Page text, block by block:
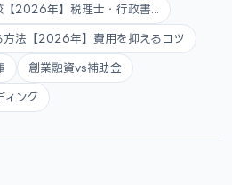
2026年】税理士・行政書...
方法【2026年】費用を抑えるコツ
創業融資vs補助金
ィング